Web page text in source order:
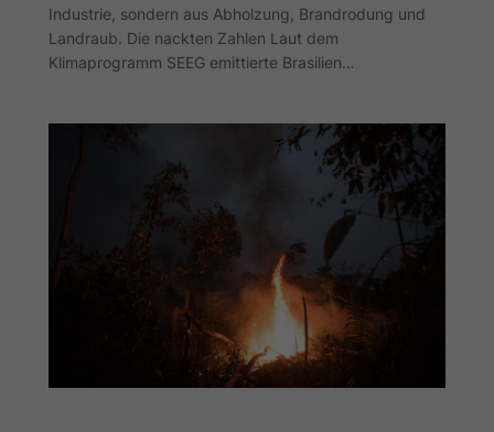
Industrie, sondern aus Abholzung, Brandrodung und
Landraub. Die nackten Zahlen Laut dem
Klimaprogramm SEEG emittierte Brasilien…